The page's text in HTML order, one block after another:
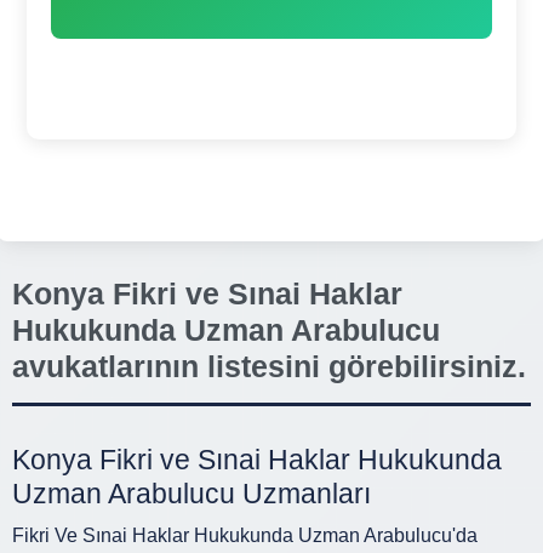
Konya Fikri ve Sınai Haklar
Hukukunda Uzman Arabulucu
avukatlarının listesini görebilirsiniz.
Konya Fikri ve Sınai Haklar Hukukunda
Uzman Arabulucu Uzmanları
Fikri Ve Sınai Haklar Hukukunda Uzman Arabulucu'da